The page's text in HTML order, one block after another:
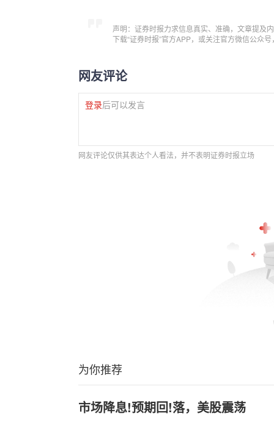
声明：证券时报力求信息真实、准确，文章提及
下载“证券时报”官方APP，或关注官方微信公众
网友评论
登录后可以发言
网友评论仅供其表达个人看法，并不表明证券时报立场
为你推荐
市场降息!预期回!落，美股震荡